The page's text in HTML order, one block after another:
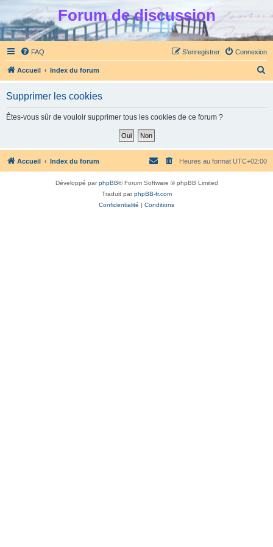
Forum de discussion
FAQ Connexion
S’enregistrer
Accueil Index du forum
h
Supprimer les cookies
Êtes-vous sûr de vouloir supprimer tous les cookies de ce forum ?
Accueil Index du forum Heures au format UTC+02:00
Développé parphpBB® Forum Software © phpBB Limited
Traduit parphpBB-fr.com
Confidentialité | Conditions